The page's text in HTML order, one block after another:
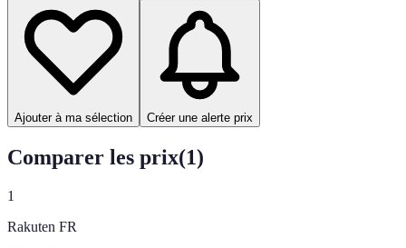
Ajouter à ma sélection Créer une alerte prix
Comparer les prix(1)
1
Rakuten FR